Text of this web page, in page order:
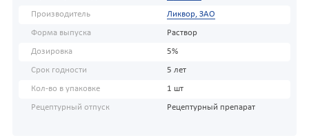
Производитель Ликвор, ЗАО
Форма выпуска Раствор
Дозировка 5%
Срок годности 5 лет
Кол-во в упаковке 1 шт
Рецептурный отпуск Рецептурный препарат